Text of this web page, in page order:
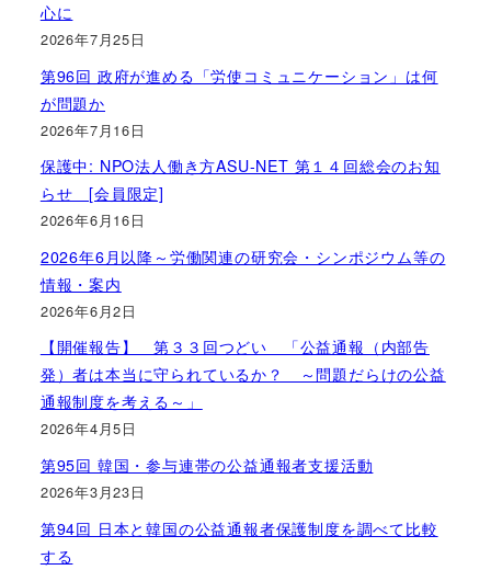
心に
2026年7月25日
第96回 政府が進める「労使コミュニケーション」は何
が問題か
2026年7月16日
保護中: NPO法人働き方ASU-NET 第１４回総会のお知
らせ [会員限定]
2026年6月16日
2026年6月以降～労働関連の研究会・シンポジウム等の
情報・案内
2026年6月2日
【開催報告】 第３３回つどい 「公益通報（内部告
発）者は本当に守られているか？ ～問題だらけの公益
通報制度を考える～」
2026年4月5日
第95回 韓国・参与連帯の公益通報者支援活動
2026年3月23日
第94回 日本と韓国の公益通報者保護制度を調べて比較
する